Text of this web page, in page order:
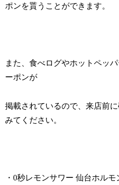
ポンを貰うことができます。
また、食べログやホットペッ
ーポンが
掲載されているので、来店前
みてください。
・0秒レモンサワー 仙台ホルモ